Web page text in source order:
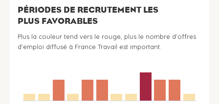
PÉRIODES DE RECRUTEMENT LES
PLUS FAVORABLES
Plus la couleur tend vers le rouge, plus le nombre d’offres
d’emploi diffusé à France Travail est important.